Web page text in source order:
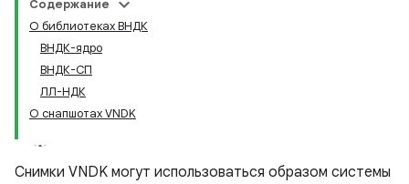
Содержание
О библиотеках ВНДК
ВНДК-ядро
ВНДК-СП
ЛЛ-НДК
О снапшотах VNDK
Снимки VNDK могут использоваться образом системы